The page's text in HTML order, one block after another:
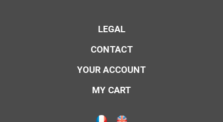
LEGAL
CONTACT
YOUR ACCOUNT
MY CART